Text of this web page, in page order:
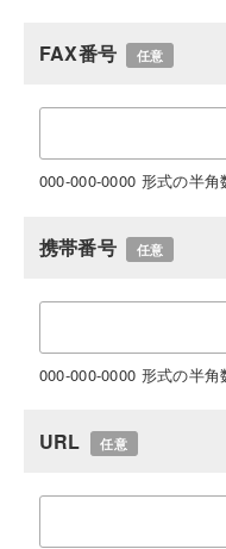
FAX番号 任意
000-000-0000 形式の半角
携帯番号 任意
000-000-0000 形式の半角
URL 任意